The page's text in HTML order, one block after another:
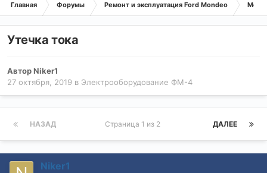
Главная Форумы Ремонт и эксплуатация Ford Mondeo
Утечка тока
АвторNiker1
27 октября, 2019 в Электрооборудование ФМ-4
НАЗАД ДАЛЕЕ
Страница 1 из 2
Niker1